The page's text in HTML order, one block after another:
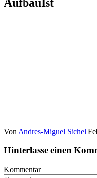
AufbauIst
Von Andres-Miguel Sichel|
Hinterlasse einen
Kommentar